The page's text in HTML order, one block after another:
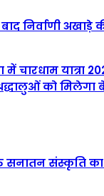
निर्वाणी
में चारधाम यात्रा
को मिलेगा
सनातन संस्कृति का